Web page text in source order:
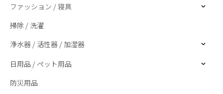
ファッション / 寝具
掃除 / 洗濯
浄水器 / 活性器 / 加湿器
日用品 / ペット用品
防災用品